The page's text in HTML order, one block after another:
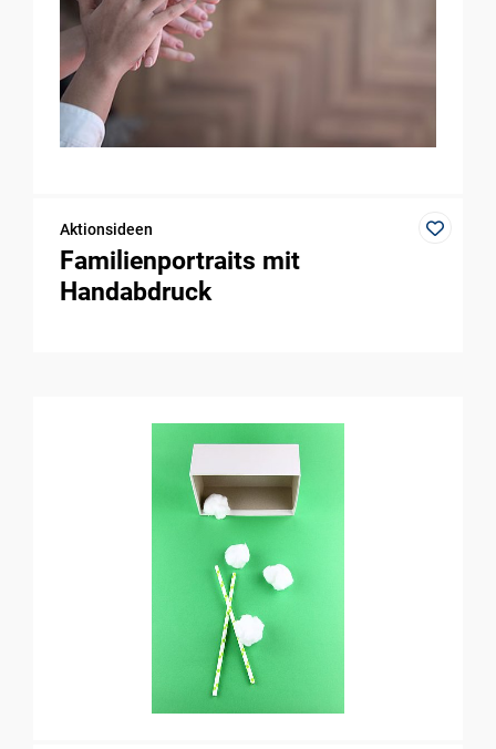
Aktionsideen
Familienportraits mit
Handabdruck